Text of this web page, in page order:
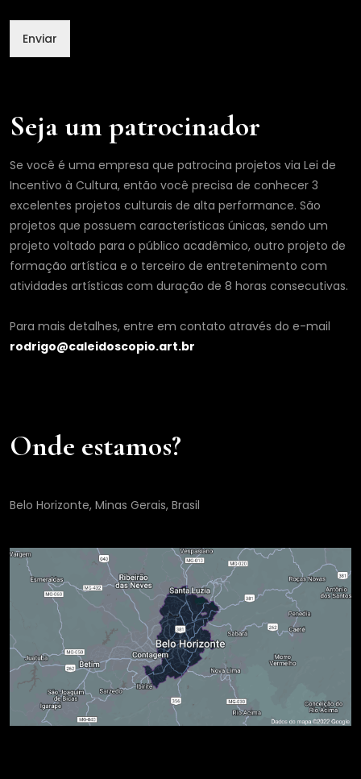
o
e
Enviar
Seja um patrocinador
Se você é uma empresa que patrocina projetos via Lei de
Incentivo à Cultura, então você precisa de conhecer 3
excelentes projetos culturais de alta performance. São
projetos que possuem características únicas, sendo um
projeto voltado para o público acadêmico, outro projeto de
formação artística e o terceiro de entretenimento com
atividades artísticas com duração de 8 horas consecutivas.
Para mais detalhes, entre em contato através do e-mail
rodrigo@caleidoscopio.art.br
Onde estamos?
Belo Horizonte, Minas Gerais, Brasil